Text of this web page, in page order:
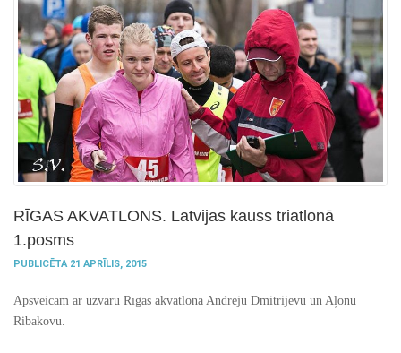
RĪGAS AKVATLONS. Latvijas kauss triatlonā
1.posms
PUBLICĒTA 21 APRĪLIS, 2015
Apsveicam ar uzvaru Rīgas akvatlonā Andreju Dmitrijevu un Aļonu
Ribakovu.